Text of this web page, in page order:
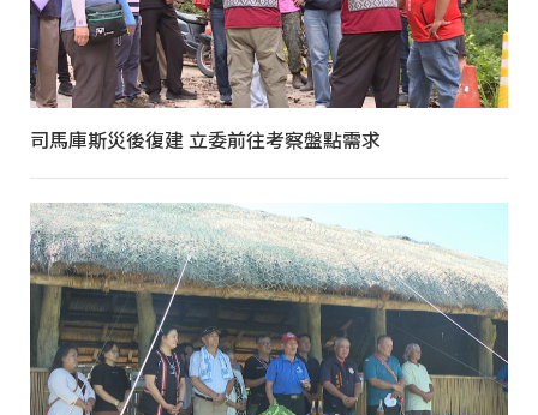
司馬庫斯災後復建 立委前往考察盤點需求